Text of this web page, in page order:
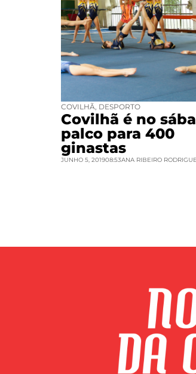
COVILHÃ, DESPORTO
Covilhã é no
palco para 400
ginastas
JUNHO 5, 201908:53ANA RIBEIRO